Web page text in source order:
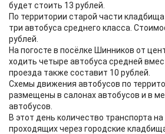
будет стоить 13 рублей.
По территории старой части
три автобуса среднего класса.
рублей.
На погосте в посёлке Шинников от
ходить четыре автобуса средней
проезда также составит 10 рублей.
Схемы движения автобусов по
размещены в салонах автобусов и в
автобусов.
В этот день количество транспорта
проходящих через городские